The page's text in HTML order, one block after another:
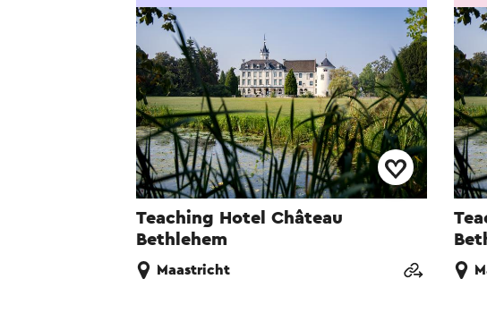
Teaching Hotel Château
Bethlehem
Maastricht